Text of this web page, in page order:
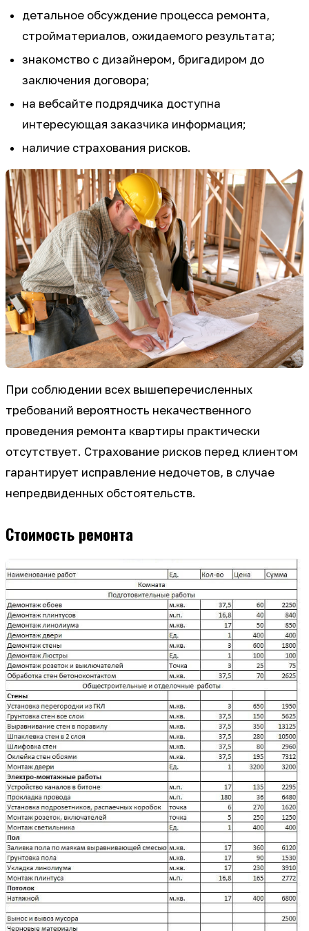
детальное обсуждение процесса ремонта,
стройматериалов, ожидаемого результата;
знакомство с дизайнером, бригадиром до
заключения договора;
на вебсайте подрядчика доступна
интересующая заказчика информация;
наличие страхования рисков.
При соблюдении всех вышеперечисленных
требований вероятность некачественного
проведения ремонта квартиры практически
отсутствует. Страхование рисков перед клиентом
гарантирует исправление недочетов, в случае
непредвиденных обстоятельств.
Стоимость ремонта